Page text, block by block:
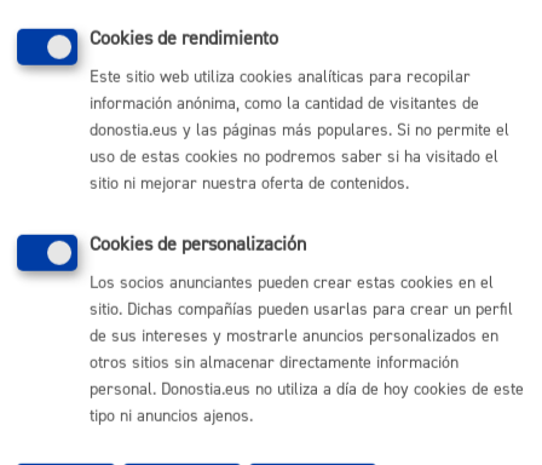
Mapas - GeoDonostia
Sala de prensa
Mapa web
Otras páginas web corporativas
Donostia Turismo
Fomento de San Sebastián
Síguenos en redes sociales
Cookies de rendimiento
Este sitio web utiliza cookies analíticas para recopilar
información anónima, como la cantidad de visitantes de
donostia.eus y las páginas más populares. Si no permite el
uso de estas cookies no podremos saber si ha visitado el
sitio ni mejorar nuestra oferta de contenidos.
Cookies de personalización
Los socios anunciantes pueden crear estas cookies en el
sitio. Dichas compañías pueden usarlas para crear un perfil
de sus intereses y mostrarle anuncios personalizados en
otros sitios sin almacenar directamente información
personal. Donostia.eus no utiliza a día de hoy cookies de este
tipo ni anuncios ajenos.